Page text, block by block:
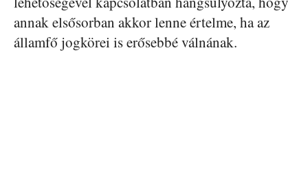
annak elsősorban akkor lenne értelme, ha az
államfő jogkörei is erősebbé válnának.